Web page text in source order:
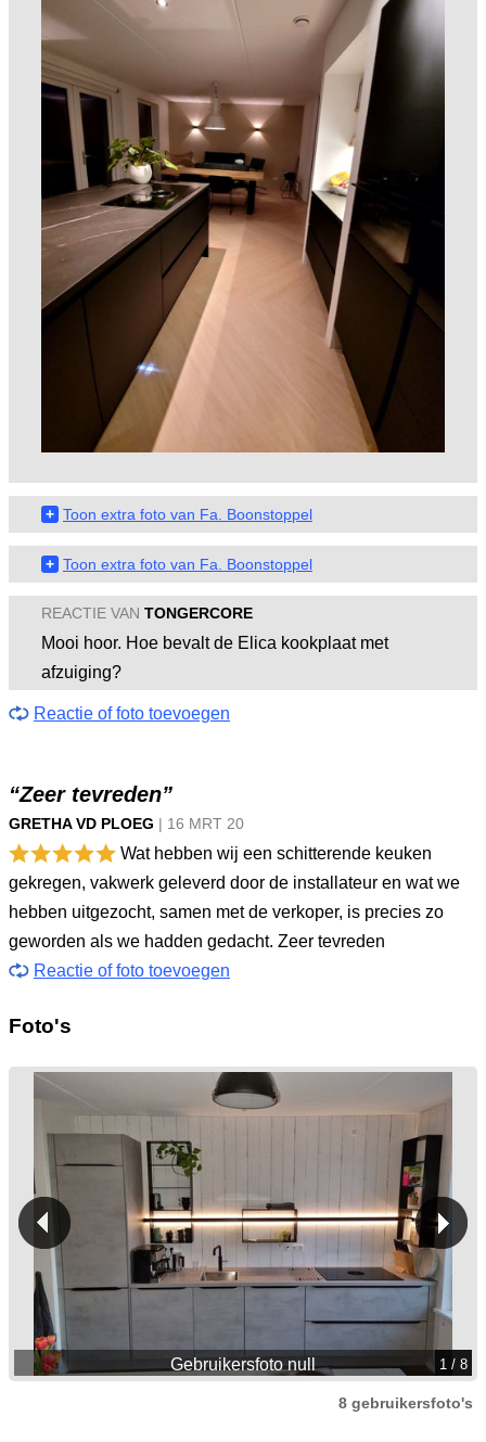
+ Toon extra foto van Fa. Boonstoppel
+ Toon extra foto van Fa. Boonstoppel
REACTIE VAN TONGERCORE
Mooi hoor. Hoe bevalt de Elica kookplaat met
afzuiging?
Reactie of foto toevoegen
“Zeer tevreden”
GRETHA VD PLOEG | 16 MRT 20
Wat hebben wij een schitterende keuken
gekregen, vakwerk geleverd door de installateur en wat we
hebben uitgezocht, samen met de verkoper, is precies zo
geworden als we hadden gedacht. Zeer tevreden
Reactie of foto toevoegen
Foto's
Gebruikersfoto null 1 / 8
8 gebruikersfoto's